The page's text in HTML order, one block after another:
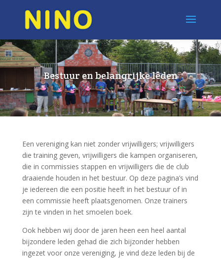
Bestuur en belangrijke leden
Een vereniging kan niet zonder vrijwilligers; vrijwilligers
die training geven, vrijwilligers die kampen organiseren,
die in commissies stappen en vrijwilligers die de club
draaiende houden in het bestuur. Op deze pagina’s vind
je iedereen die een positie heeft in het bestuur of in
een commissie heeft plaatsgenomen. Onze trainers
zijn te vinden in het smoelen boek.
Ook hebben wij door de jaren heen een heel aantal
bijzondere leden gehad die zich bijzonder hebben
ingezet voor onze vereniging, je vind deze leden bij de